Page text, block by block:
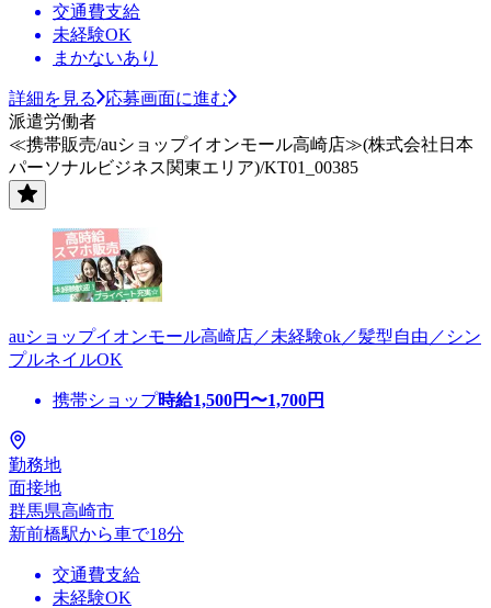
交通費支給
未経験OK
まかないあり
詳細を見る
応募画面に進む
派遣労働者
≪携帯販売/auショップイオンモール高崎店≫(株式会社日本
パーソナルビジネス関東エリア)/KT01_00385
auショップイオンモール高崎店／未経験ok／髪型自由／シン
プルネイルOK
携帯ショップ時給1,500円〜1,700円
勤務地
面接地
群馬県高崎市
新前橋駅から車で18分
交通費支給
未経験OK